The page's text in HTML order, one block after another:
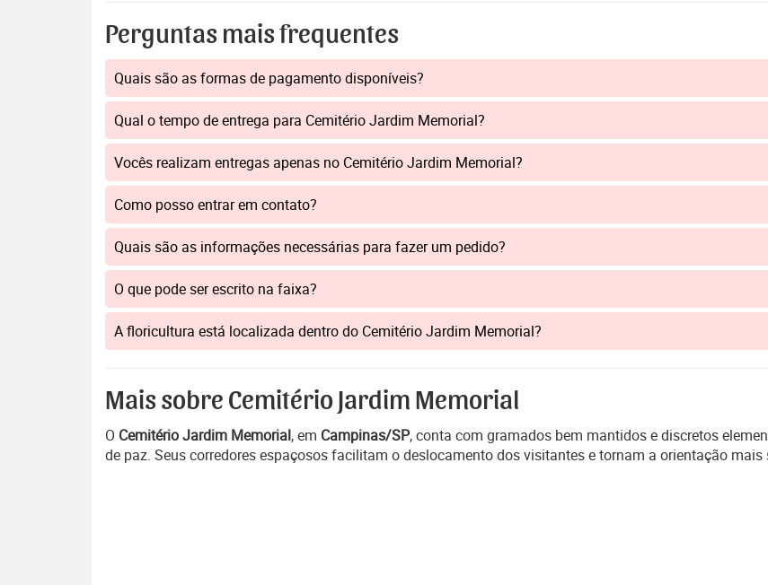
Perguntas mais frequentes
Quais são as formas de pagamento disponíveis?
Qual o tempo de entrega para Cemitério Jardim Memorial?
Vocês realizam entregas apenas no Cemitério Jardim Memorial?
Como posso entrar em contato?
Quais são as informações necessárias para fazer um pedido?
O que pode ser escrito na faixa?
A floricultura está localizada dentro do Cemitério Jardim Memorial?
Mais sobre Cemitério Jardim Memorial
O Cemitério Jardim Memorial, em Campinas/SP, conta com gramados bem mantidos e discretos
de paz. Seus corredores espaçosos facilitam o deslocamento dos visitantes e tornam a orientação mais